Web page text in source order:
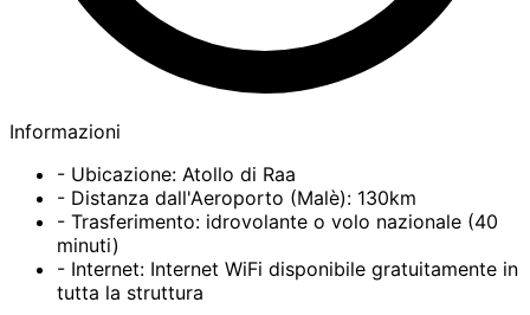
Informazioni
- Ubicazione: Atollo di Raa
- Distanza dall'Aeroporto (Malè): 130km
- Trasferimento: idrovolante o volo nazionale (40
minuti)
- Internet: Internet WiFi disponibile gratuitamente in
tutta la struttura